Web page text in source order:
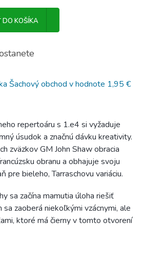
KOŠÍKA
Šachový obchod v hodnote 1,95 €
repertoáru s 1.e4 si vyžaduje
úsudok a značnú dávku kreativity.
zväzkov GM John Shaw obracia
obranu a obhajuje svoju
pre bieleho, Tarraschovu variáciu.
sa začína mamutia úloha riešiť
sa zaoberá niekoľkými vzácnymi, ale
ktoré má čierny v tomto otvorení